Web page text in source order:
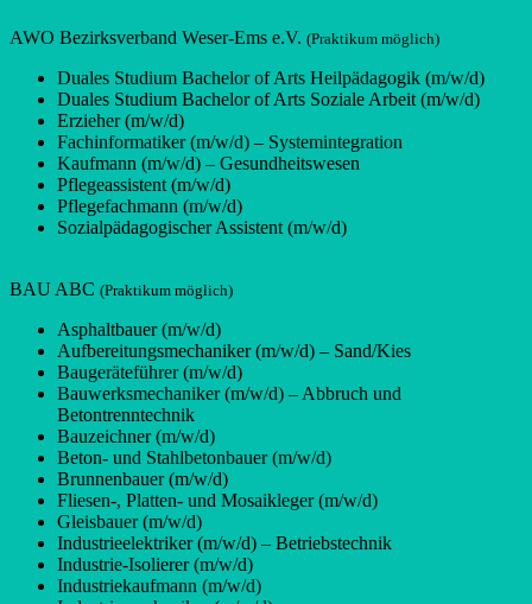
AWO Bezirksverband Weser-Ems e.V. (Praktikum möglich)
Duales Studium Bachelor of Arts Heilpädagogik (m/w/d)
Duales Studium Bachelor of Arts Soziale Arbeit (m/w/d)
Erzieher (m/w/d)
Fachinformatiker (m/w/d) – Systemintegration
Kaufmann (m/w/d) – Gesundheitswesen
Pflegeassistent (m/w/d)
Pflegefachmann (m/w/d)
Sozialpädagogischer Assistent (m/w/d)
BAU ABC (Praktikum möglich)
Asphaltbauer (m/w/d)
Aufbereitungsmechaniker (m/w/d) – Sand/Kies
Baugeräteführer (m/w/d)
Bauwerksmechaniker (m/w/d) – Abbruch und
Betontrenntechnik
Bauzeichner (m/w/d)
Beton- und Stahlbetonbauer (m/w/d)
Brunnenbauer (m/w/d)
Fliesen-, Platten- und Mosaikleger (m/w/d)
Gleisbauer (m/w/d)
Industrieelektriker (m/w/d) – Betriebstechnik
Industrie-Isolierer (m/w/d)
Industriekaufmann (m/w/d)